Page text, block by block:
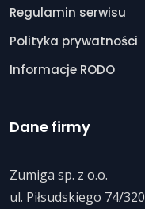
Regulamin serwisu
Polityka prywatności
Informacje RODO
Dane firmy
Zumiga sp. z o.o.
ul. Piłsudskiego 74/320